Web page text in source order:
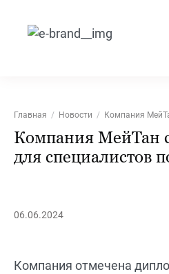
Главная Новости Компания
Компания МейТан
для специалистов
06.06.2024
Компания отмечена